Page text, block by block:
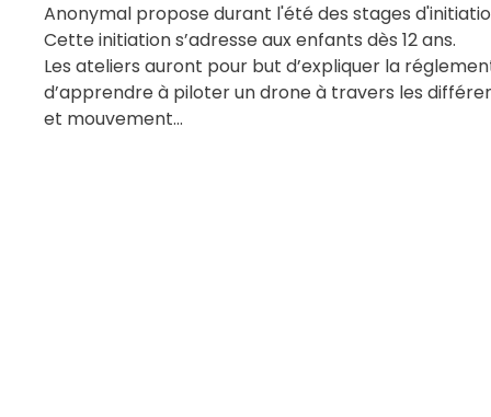
Anonymal propose durant l'été des stages
Cette initiation s’adresse aux enfants dès 12 ans.
Les ateliers auront pour but d’expliquer la
d’apprendre à piloter un drone à travers les
et mouvement...